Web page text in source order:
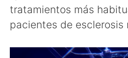
tratamientos más
pacientes de esclerosis